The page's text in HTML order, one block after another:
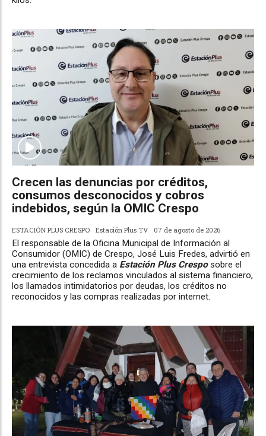
Crecen las denuncias por créditos,
consumos desconocidos y cobros
indebidos, según la OMIC Crespo
ESTACIÓN PLUS CRESPO Estación Plus TV 07 de agosto de 2026
El responsable de la Oficina Municipal de Información al
Consumidor (OMIC) de Crespo, José Luis Fredes, advirtió en
una entrevista concedida a Estación Plus Cresposobre el
crecimiento de los reclamos vinculados al sistema financiero,
los llamados intimidatorios por deudas, los créditos no
reconocidos y las compras realizadas por internet.